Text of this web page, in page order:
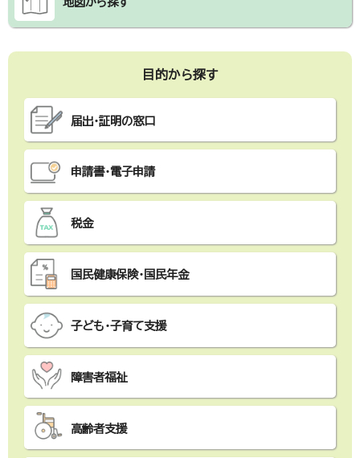
目的から探す
届出・証明の窓口
申請書・電子申請
税金
国民健康保険・国民年金
子ども・子育て支援
障害者福祉
高齢者支援